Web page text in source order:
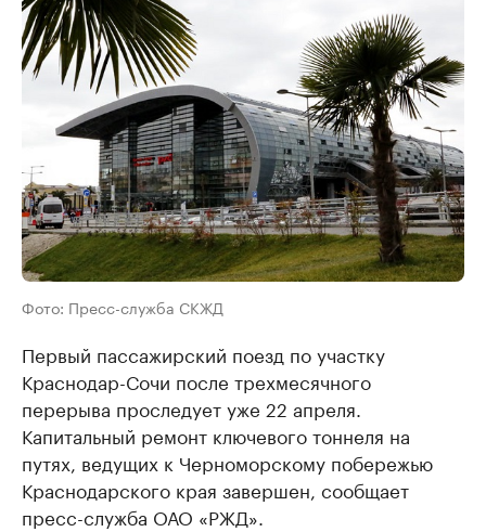
Фото: Пресс-служба СКЖД
Первый пассажирский поезд по участку
Краснодар-Сочи после трехмесячного
перерыва проследует уже 22 апреля.
Капитальный ремонт ключевого тоннеля на
путях, ведущих к Черноморскому побережью
Краснодарского края завершен, сообщает
пресс-служба ОАО «РЖД».